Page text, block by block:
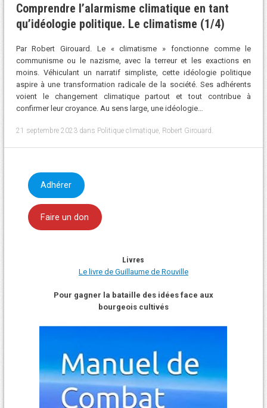
Comprendre l’alarmisme climatique en tant
qu’idéologie politique. Le climatisme (1/4)
Par Robert Girouard. Le « climatisme » fonctionne comme le
communisme ou le nazisme, avec la terreur et les exactions en
moins. Véhiculant un narratif simpliste, cette idéologie politique
aspire à une transformation radicale de la société. Ses adhérents
voient le changement climatique partout et tout contribue à
confirmer leur croyance. Au sens large, une idéologie…
21 septembre 2023dans Politique climatique, Robert Girouard
Adhérer
Faire un don
Livres
Le livre de Guillaume de Rouville
Pour gagner la bataille des idées face aux
bourgeois cultivés